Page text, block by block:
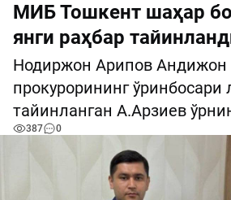
МИБ Тошкент шаҳар
янги раҳбар
Нодиржон Арипов Андижон
прокурорининг ўринбосари
тайинланган А.Арзиев
387 0